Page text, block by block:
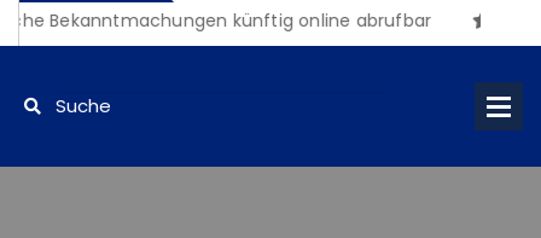
Bekanntmachungen künftig online abrufbar